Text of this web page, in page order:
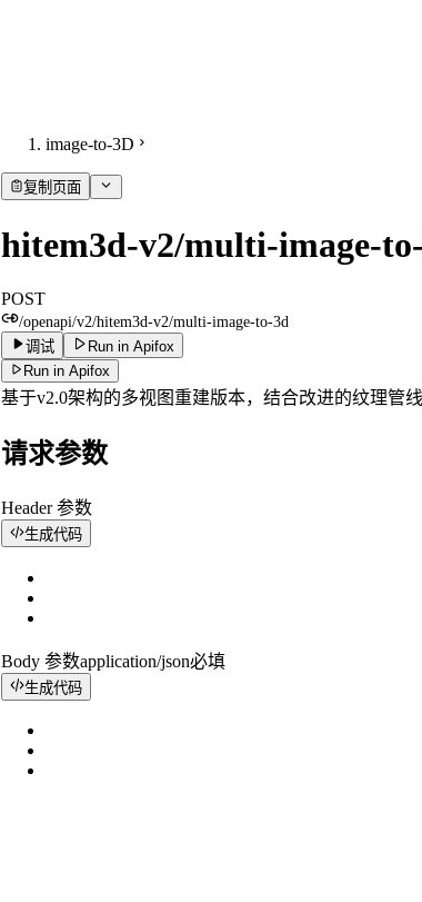
image-to-3D
复制页面
hitem3d-v2/multi-image-
POST
/openapi/v2/hitem3d-v2/multi-image-to-3d
调试
Run in Apifox
Run in Apifox
基于v2.0架构的多视图重建版本，结合改进的纹理管
请求参数
Header 参数
生成代码
Body 参数application/json必填
生成代码